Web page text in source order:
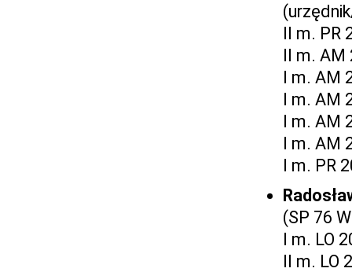
II m. PR
II m. AM
I m. AM
I m. AM
I m. AM
I m. AM
I m. PR
(SP 76
I m. LO
II m. LO